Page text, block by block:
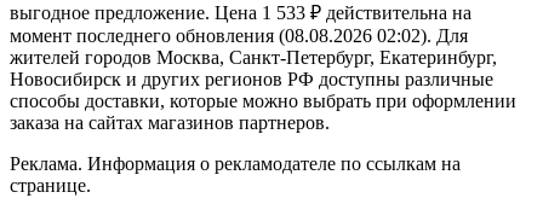
выгодное предложение. Цена 1 533 ₽ действительна на
момент последнего обновления (08.08.2026 02:02). Для
жителей городов Москва, Санкт-Петербург, Екатеринбург,
Новосибирск и других регионов РФ доступны различные
способы доставки, которые можно выбрать при оформлении
заказа на сайтах магазинов партнеров.
Реклама. Информация о рекламодателе по ссылкам на
странице.